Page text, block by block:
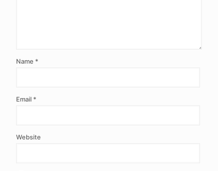
Name *
Email *
Website